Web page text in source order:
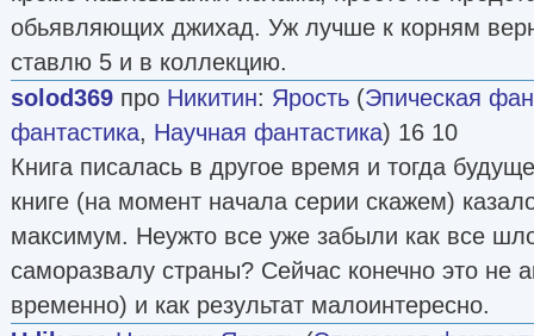
обьявляющих джихад. Уж лучше к корням
ставлю 5 и в коллекцию.
solod369 про Никитин: Ярость (Эпическая
фантастика, Научная фантастика) 16 10
Книга писалась в другое время и тогда
книге (на момент начала серии скажем)
максимум. Неужто все уже забыли как все
саморазвалу страны? Сейчас конечно это не
временно) и как результат малоинтересно.